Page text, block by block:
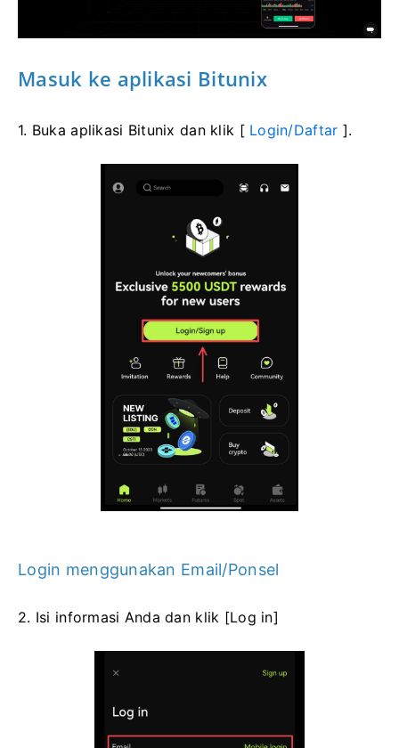
Masuk ke aplikasi Bitunix
1. Buka aplikasi Bitunix dan klik [ Login/Daftar ].
Login menggunakan Email/Ponsel
2. Isi informasi Anda dan klik [Log in]